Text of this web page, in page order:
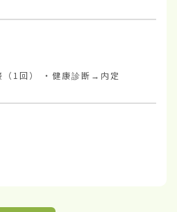
1回） ・健康診断→内定